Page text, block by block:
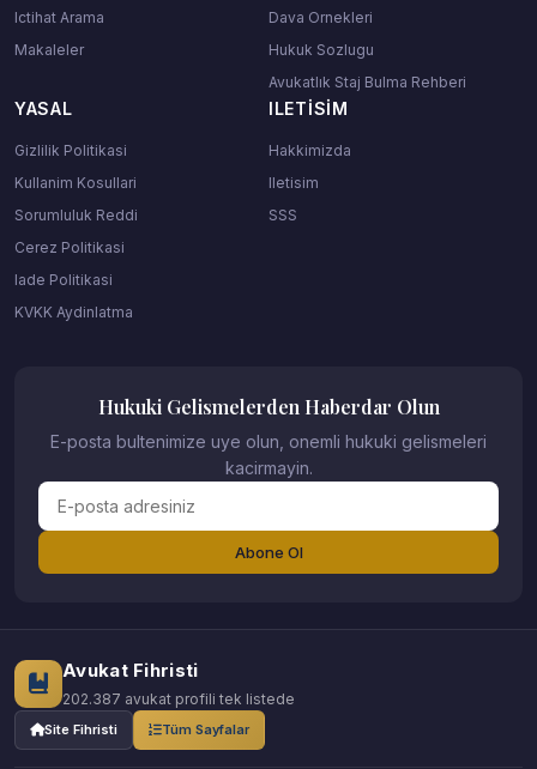
Ictihat Arama
Makaleler
Dava Ornekleri
Hukuk Sozlugu
Avukatlık Staj Bulma Rehberi
YASAL
Gizlilik Politikasi
Kullanim Kosullari
Sorumluluk Reddi
Cerez Politikasi
Iade Politikasi
KVKK Aydinlatma
ILETISIM
Hakkimizda
Iletisim
SSS
Hukuki Gelismelerden Haberdar Olun
E-posta bultenimize uye olun, onemli hukuki gelismeleri
kacirmayin.
Abone Ol
Avukat Fihristi
202.387 avukat profili tek listede
Site Fihristi Tüm Sayfalar